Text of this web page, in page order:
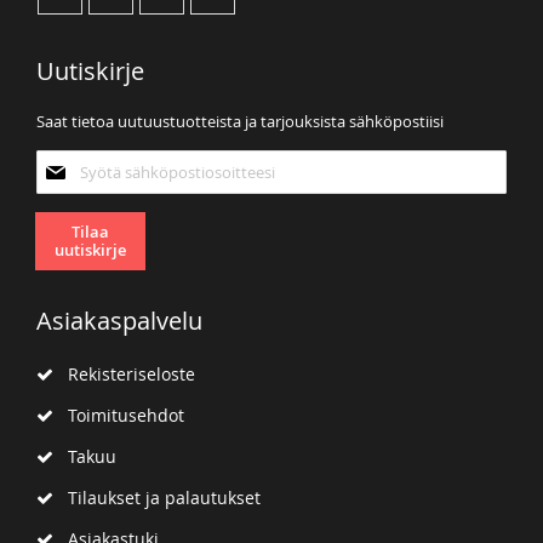
Uutiskirje
Saat tietoa uutuustuotteista ja tarjouksista sähköpostiisi
uutiskirjeemme:
Tilaa
uutiskirje
Asiakaspalvelu
Rekisteriseloste
Toimitusehdot
Takuu
Tilaukset ja palautukset